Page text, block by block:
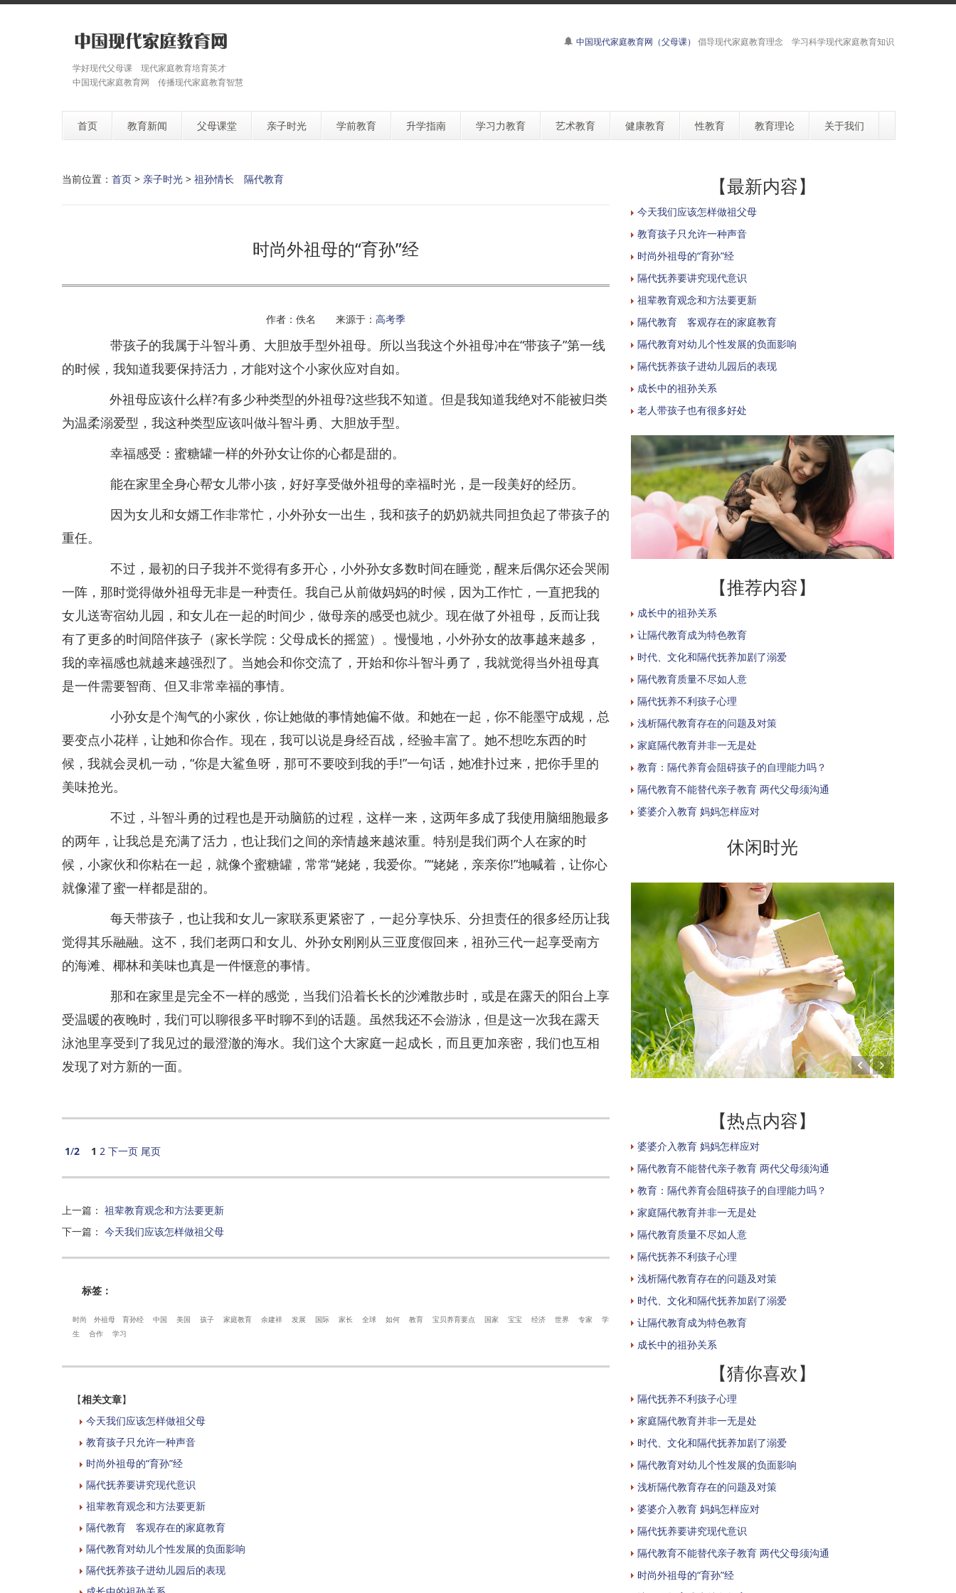
学好现代父母课 现代家庭教育培育英才
中国现代家庭教育网 传播现代家庭教育智慧
中国现代家庭教育网（父母课） 倡导现代家庭教育理念 学习科学现代家庭教育知识
首页 教育新闻 父母课堂 亲子时光 学前教育 升学指南 学习力教育 艺术教育 健康教育 性教育 教育理论 关于我们
当前位置： 首页 > 亲子时光 > 祖孙情长 隔代教育
时尚外祖母的“育孙”经
作者：佚名 来源于： 高考季
带孩子的我属于斗智斗勇、大胆放手型外祖母。所以当我这个外祖母冲在“带孩子”第一线
的时候，我知道我要保持活力，才能对这个小家伙应对自如。
外祖母应该什么样?有多少种类型的外祖母?这些我不知道。但是我知道我绝对不能被归类
为温柔溺爱型，我这种类型应该叫做斗智斗勇、大胆放手型。
幸福感受：蜜糖罐一样的外孙女让你的心都是甜的。
能在家里全身心帮女儿带小孩，好好享受做外祖母的幸福时光，是一段美好的经历。
因为女儿和女婿工作非常忙，小外孙女一出生，我和孩子的奶奶就共同担负起了带孩子的
重任。
不过，最初的日子我并不觉得有多开心，小外孙女多数时间在睡觉，醒来后偶尔还会哭闹
一阵，那时觉得做外祖母无非是一种责任。我自己从前做妈妈的时候，因为工作忙，一直把我的
女儿送寄宿幼儿园，和女儿在一起的时间少，做母亲的感受也就少。现在做了外祖母，反而让我
有了更多的时间陪伴孩子（家长学院：父母成长的摇篮）。慢慢地，小外孙女的故事越来越多，
我的幸福感也就越来越强烈了。当她会和你交流了，开始和你斗智斗勇了，我就觉得当外祖母真
是一件需要智商、但又非常幸福的事情。
小孙女是个淘气的小家伙，你让她做的事情她偏不做。和她在一起，你不能墨守成规，总
要变点小花样，让她和你合作。现在，我可以说是身经百战，经验丰富了。她不想吃东西的时
候，我就会灵机一动，“你是大鲨鱼呀，那可不要咬到我的手!”一句话，她准扑过来，把你手里的
美味抢光。
不过，斗智斗勇的过程也是开动脑筋的过程，这样一来，这两年多成了我使用脑细胞最多
的两年，让我总是充满了活力，也让我们之间的亲情越来越浓重。特别是我们两个人在家的时
候，小家伙和你粘在一起，就像个蜜糖罐，常常“姥姥，我爱你。”“姥姥，亲亲你!”地喊着，让你心
就像灌了蜜一样都是甜的。
每天带孩子，也让我和女儿一家联系更紧密了，一起分享快乐、分担责任的很多经历让我
觉得其乐融融。这不，我们老两口和女儿、外孙女刚刚从三亚度假回来，祖孙三代一起享受南方
的海滩、椰林和美味也真是一件惬意的事情。
那和在家里是完全不一样的感觉，当我们沿着长长的沙滩散步时，或是在露天的阳台上享
受温暖的夜晚时，我们可以聊很多平时聊不到的话题。虽然我还不会游泳，但是这一次我在露天
泳池里享受到了我见过的最澄澈的海水。我们这个大家庭一起成长，而且更加亲密，我们也互相
发现了对方新的一面。
1/2 1 2 下一页 尾页
上一篇 ： 祖辈教育观念和方法要更新
下一篇 ： 今天我们应该怎样做祖父母
标签：
时尚 外祖母 育孙经 中国 美国 孩子 家庭教育 余建祥 发展 国际 家长 全球 如何 教育 宝贝养育要点 国家 宝宝 经济 世界 专家
学
生
合作 学习
【相关文章】
今天我们应该怎样做祖父母
教育孩子只允许一种声音
时尚外祖母的“育孙”经
隔代抚养要讲究现代意识
祖辈教育观念和方法要更新
隔代教育 客观存在的家庭教育
隔代教育对幼儿个性发展的负面影响
隔代抚养孩子进幼儿园后的表现
【最新内容】
今天我们应该怎样做祖父母
教育孩子只允许一种声音
时尚外祖母的“育孙”经
隔代抚养要讲究现代意识
祖辈教育观念和方法要更新
隔代教育 客观存在的家庭教育
隔代教育对幼儿个性发展的负面影响
隔代抚养孩子进幼儿园后的表现
成长中的祖孙关系
老人带孩子也有很多好处
【推荐内容】
成长中的祖孙关系
让隔代教育成为特色教育
时代、文化和隔代抚养加剧了溺爱
隔代教育质量不尽如人意
隔代抚养不利孩子心理
浅析隔代教育存在的问题及对策
家庭隔代教育并非一无是处
教育：隔代养育会阻碍孩子的自理能力吗？
隔代教育不能替代亲子教育 两代父母须沟通
婆婆介入教育 妈妈怎样应对
休闲时光
【热点内容】
婆婆介入教育 妈妈怎样应对
隔代教育不能替代亲子教育 两代父母须沟通
教育：隔代养育会阻碍孩子的自理能力吗？
家庭隔代教育并非一无是处
隔代教育质量不尽如人意
隔代抚养不利孩子心理
浅析隔代教育存在的问题及对策
时代、文化和隔代抚养加剧了溺爱
让隔代教育成为特色教育
成长中的祖孙关系
【猜你喜欢】
隔代抚养不利孩子心理
家庭隔代教育并非一无是处
时代、文化和隔代抚养加剧了溺爱
隔代教育对幼儿个性发展的负面影响
浅析隔代教育存在的问题及对策
婆婆介入教育 妈妈怎样应对
隔代抚养要讲究现代意识
隔代教育不能替代亲子教育 两代父母须沟通
时尚外祖母的“育孙”经